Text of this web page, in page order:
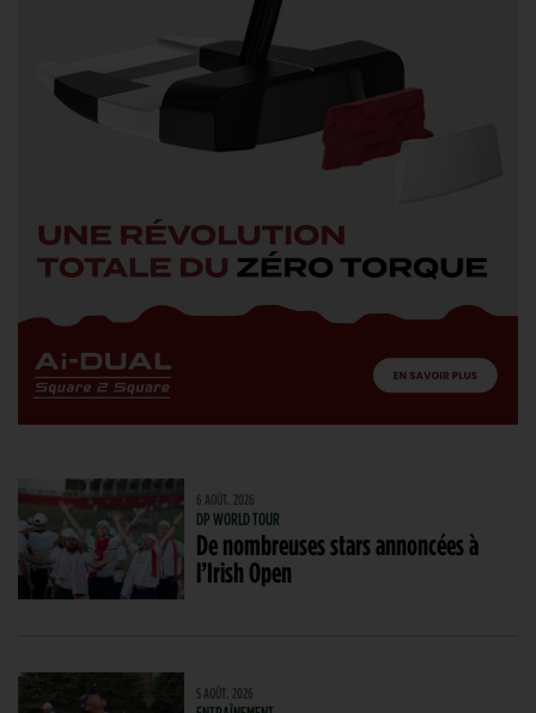
6 AOÛT. 2026
DP WORLD TOUR
De nombreuses stars annoncées à
l’Irish Open
5 AOÛT. 2026